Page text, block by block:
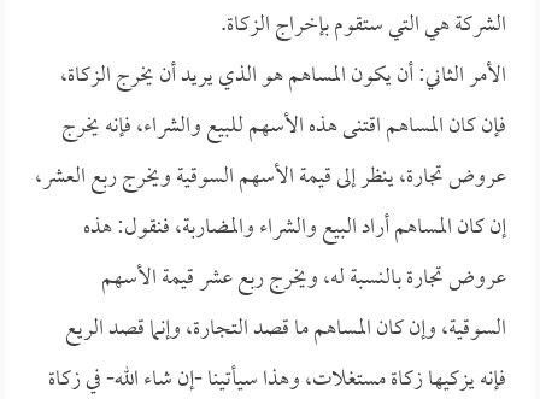
الشركة هي التي ستقوم بإخراج الزكاة.
الأمر الثاني: أن يكون المساهم هو الذي يريد أن يخرج الزكاة،
فإن كان المساهم اقتنى هذه الأسهم للبيع والشراء، فإنه يخرج
عروض تجارة، ينظر إلى قيمة الأسهم السوقية ويخرج ربع العشر،
إن كان المساهم أراد البيع والشراء والمضاربة، فنقول: هذه
عروض تجارة بالنسبة له، ويخرج ربع عشر قيمة الأسهم
السوقية، وإن كان المساهم ما قصد التجارة، وإنما قصد الريع
فإنه يزكيها زكاة مستغلات، وهذا سيأتينا -إن شاء الله- في زكاة